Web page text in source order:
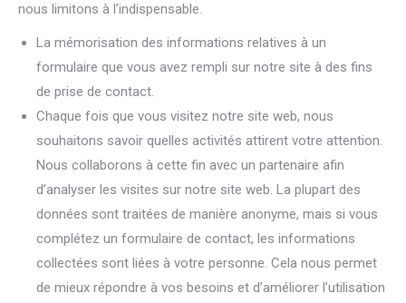
nous limitons à l’indispensable.
La mémorisation des informations relatives à un
formulaire que vous avez rempli sur notre site à des fins
de prise de contact.
Chaque fois que vous visitez notre site web, nous
souhaitons savoir quelles activités attirent votre attention.
Nous collaborons à cette fin avec un partenaire afin
d’analyser les visites sur notre site web. La plupart des
données sont traitées de manière anonyme, mais si vous
complétez un formulaire de contact, les informations
collectées sont liées à votre personne. Cela nous permet
de mieux répondre à vos besoins et d’améliorer l’utilisation